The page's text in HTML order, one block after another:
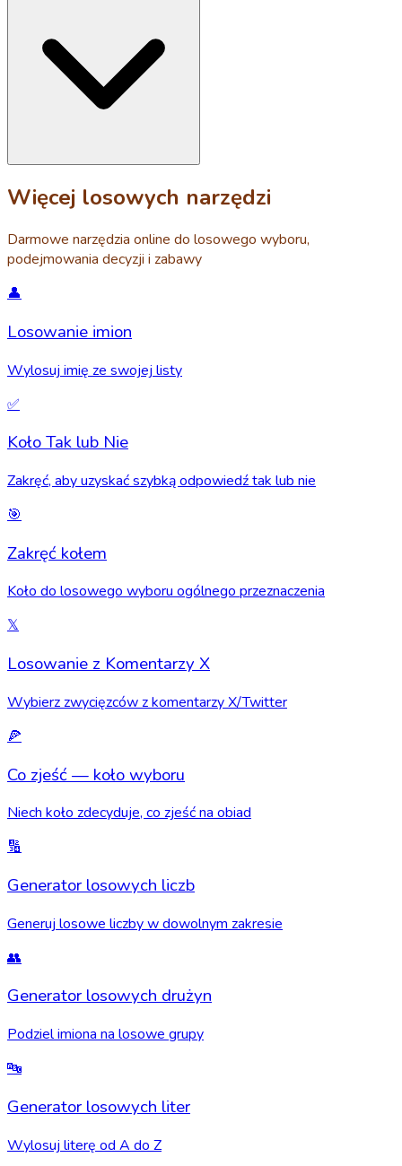
Więcej losowych narzędzi
Darmowe narzędzia online do losowego wyboru,
podejmowania decyzji i zabawy
👤
Losowanie imion
Wylosuj imię ze swojej listy
✅
Koło Tak lub Nie
Zakręć, aby uzyskać szybką odpowiedź tak lub nie
🎯
Zakręć kołem
Koło do losowego wyboru ogólnego przeznaczenia
𝕏
Losowanie z Komentarzy X
Wybierz zwycięzców z komentarzy X/Twitter
🍕
Co zjeść — koło wyboru
Niech koło zdecyduje, co zjeść na obiad
🔢
Generator losowych liczb
Generuj losowe liczby w dowolnym zakresie
👥
Generator losowych drużyn
Podziel imiona na losowe grupy
🔤
Generator losowych liter
Wylosuj literę od A do Z